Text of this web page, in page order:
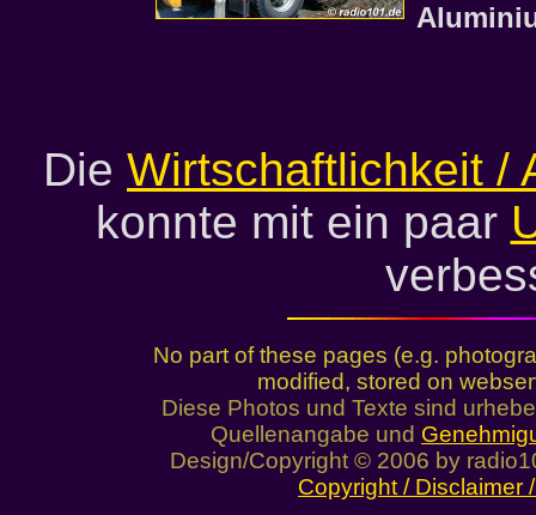
Die Wirtschaftlichkeit /
konnte mit ein paar
No part of these pages (e.g.
modified, stored on
Diese Photos und Texte sind
Quellenangabe und
Design/Copyright © 2006 by
Copyright / Disclaimer